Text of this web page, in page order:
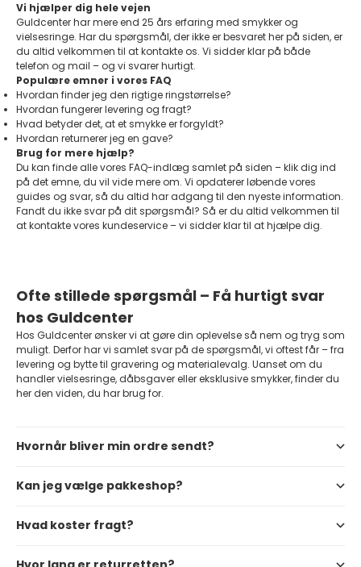
Vi hjælper dig hele vejen
Guldcenter har mere end 25 års erfaring med smykker og
vielsesringe. Har du spørgsmål, der ikke er besvaret her på siden, er
du altid velkommen til at kontakte os. Vi sidder klar på både
telefon og mail – og vi svarer hurtigt.
Populære emner i vores FAQ
Hvordan finder jeg den rigtige ringstørrelse?
Hvordan fungerer levering og fragt?
Hvad betyder det, at et smykke er forgyldt?
Hvordan returnerer jeg en gave?
Brug for mere hjælp?
Du kan finde alle vores FAQ-indlæg samlet på siden – klik dig ind
på det emne, du vil vide mere om. Vi opdaterer løbende vores
guides og svar, så du altid har adgang til den nyeste information.
Fandt du ikke svar på dit spørgsmål? Så er du altid velkommen til
at kontakte vores kundeservice – vi sidder klar til at hjælpe dig.
Ofte stillede spørgsmål – Få hurtigt svar
hos Guldcenter
Hos Guldcenter ønsker vi at gøre din oplevelse så nem og tryg som
muligt. Derfor har vi samlet svar på de spørgsmål, vi oftest får – fra
levering og bytte til gravering og materialevalg. Uanset om du
handler vielsesringe, dåbsgaver eller eksklusive smykker, finder du
her den viden, du har brug for.
Hvornår bliver min ordre sendt?
Kan jeg vælge pakkeshop?
Hvad koster fragt?